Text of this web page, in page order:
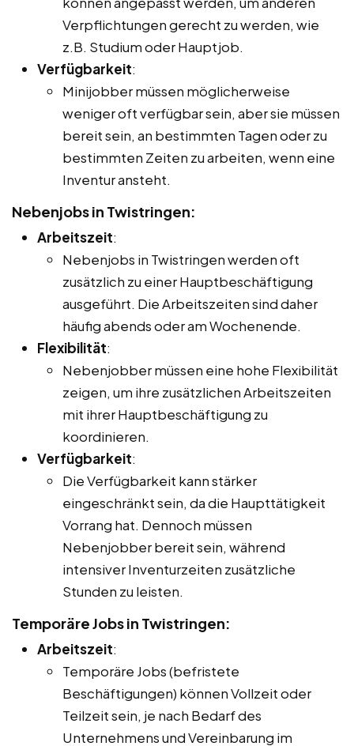
Verpflichtungen gerecht zu werden, wie
z.B. Studium oder Hauptjob.
Verfügbarkeit:
Minijobber müssen möglicherweise
weniger oft verfügbar sein, aber sie müssen
bereit sein, an bestimmten Tagen oder zu
bestimmten Zeiten zu arbeiten, wenn eine
Inventur ansteht.
Nebenjobs in Twistringen:
Arbeitszeit:
Nebenjobs in Twistringen werden oft
zusätzlich zu einer Hauptbeschäftigung
ausgeführt. Die Arbeitszeiten sind daher
häufig abends oder am Wochenende.
Flexibilität:
Nebenjobber müssen eine hohe Flexibilität
zeigen, um ihre zusätzlichen Arbeitszeiten
mit ihrer Hauptbeschäftigung zu
koordinieren.
Verfügbarkeit:
Die Verfügbarkeit kann stärker
eingeschränkt sein, da die Haupttätigkeit
Vorrang hat. Dennoch müssen
Nebenjobber bereit sein, während
intensiver Inventurzeiten zusätzliche
Stunden zu leisten.
Temporäre Jobs in Twistringen:
Arbeitszeit:
Temporäre Jobs (befristete
Beschäftigungen) können Vollzeit oder
Teilzeit sein, je nach Bedarf des
Unternehmens und Vereinbarung im